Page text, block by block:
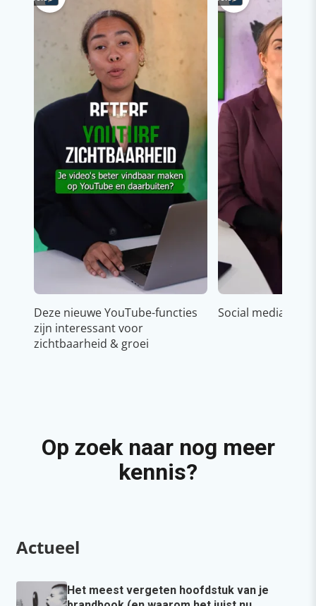
Deze nieuwe YouTube-functies
zijn interessant voor
zichtbaarheid & groei
Social media
Op zoek naar nog meer
kennis?
Actueel
Het meest vergeten hoofdstuk van je